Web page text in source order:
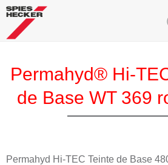
Permahyd® Hi-
de Base WT 369
Permahyd Hi-TEC Teinte de Base